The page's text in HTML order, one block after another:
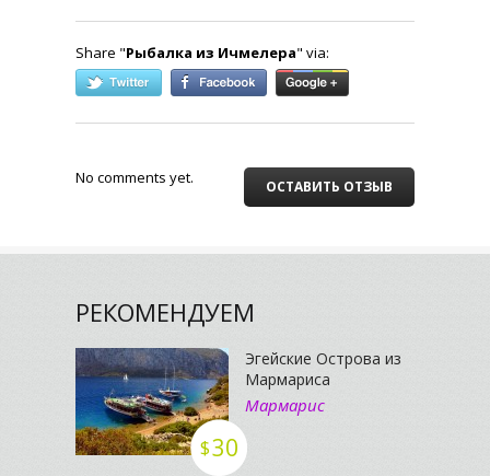
Share "Рыбалка из Ичмелера" via:
ОСТАВИТЬ ОТЗЫВ
No comments yet.
РЕКОМЕНДУЕМ
$30
Эгейские Острова из
Мармариса
Мармарис